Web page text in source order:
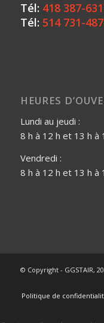
Tél: 418 387-
Tél: 514 731-
HEURES
Lundi au jeudi :
8 h à 12 h et 13 h à
Vendredi :
8 h à 12 h et 13 h à
© Copyright - GGSTAIR,
Politique de